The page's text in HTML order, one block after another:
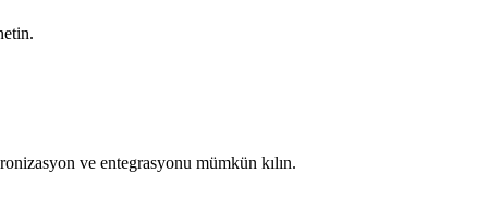
ve entegrasyonu mümkün kılın.